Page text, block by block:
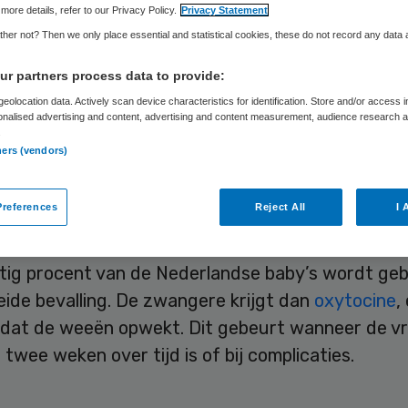
Skipr Redactie 24 februari 2009,12:49
een bevalling ’s avonds wordt ingeleid in plaats van
hoeft de baby minder vaak te worden
Dat blijkt uit onderzoek in drie
bevalling
procent van de Nederlandse baby’s wordt
bevalling. De zwangere krijgt dan oxytocine,
de weeën opwekt. Dit gebeurt wanneer de
twee weken over tijd is of bij complicaties.
details, refer to our Privacy Policy. Privacy Statement
not? Then we only place essential and statistical cookies, these do not record any data
partners process data to provide:
data. Actively scan device characteristics for identification. Store and/or access
advertising and content, advertising and content measurement, audience research
(vendors)
Reject All I